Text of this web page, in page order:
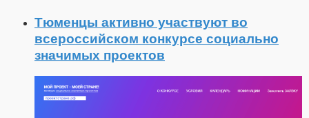
Тюменцы активно участвуют во
всероссийском конкурсе социально
значимых проектов